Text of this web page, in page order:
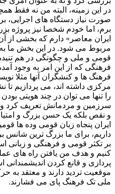
در این زمینه، البته من نه فقط
صورت نیاز دستگاه های اجرایی،
برم، اما خودم شخصا نیز پروژه
ایران معاصر» دارم که بخشی از
مربوط می شود. در این بخش ما
قومی و ملی و چگونگی در هم
فرهنگی که از این امر به وجود
فرهنگ ها و کنشگران آنها مثلا
مرکزی داشته اند، می پردازیم تا
را تنها می توان در چند هویتی
سرزمین و مردمانش تعریف کرد و
و نقص بلکه یک حسن بزرگ و امتیاز
ایران پنجاه زبان قومی وده ها
داریم، برای ما بزرگ ترین شانس
بر تکثر قومی و فرهنگی و زبانی
کنیم و هدف من یافتن راه های
پردازی و قانع کردن
موقعیت تردید دارند و معتقد
ملی تک فرهنگ پای می فشارند.